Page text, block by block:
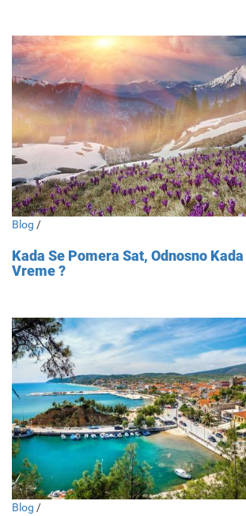
Blog /
Kada Se Pomera Sat, Odnosno
Vreme ?
Blog /